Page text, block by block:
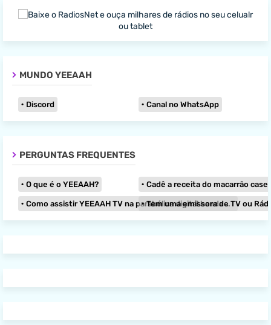
MUNDO YEEAAH
Discord Canal no WhatsApp
PERGUNTAS FREQUENTES
O que é o YEEAAH? Cadê a receita do macarrão caseiro
Como assistir YEEAAH TV na parabólica digital banda KU?
Tem uma emissora de TV ou Rádio